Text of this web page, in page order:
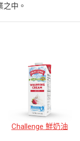
中。
Challenge 鮮奶油